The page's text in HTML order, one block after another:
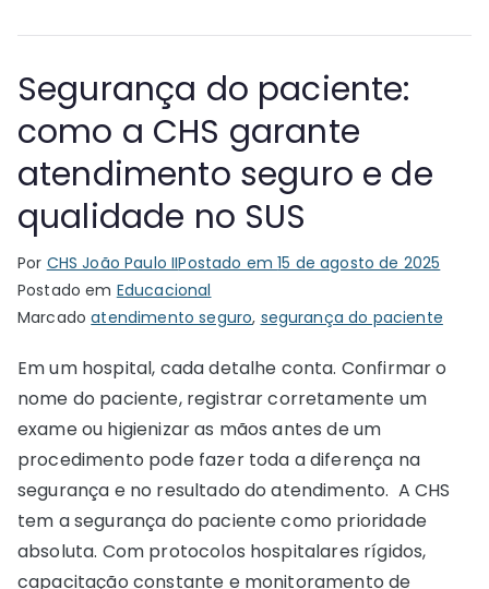
Segurança do paciente:
como a CHS garante
atendimento seguro e de
qualidade no SUS
Por CHS João Paulo IIPostado em15 de agosto de 2025
Postado em Educacional
Marcadoatendimento seguro, segurança do paciente
Em um hospital, cada detalhe conta. Confirmar o
nome do paciente, registrar corretamente um
exame ou higienizar as mãos antes de um
procedimento pode fazer toda a diferença na
segurança e no resultado do atendimento. A CHS
tem a segurança do paciente como prioridade
absoluta. Com protocolos hospitalares rígidos,
capacitação constante e monitoramento de